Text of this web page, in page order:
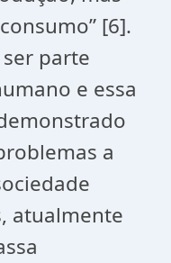
[6].
parte
e essa
a
atualmente